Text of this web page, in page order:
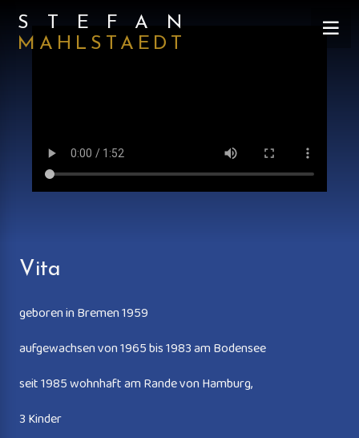
Vita
geboren in Bremen 1959
aufgewachsen von 1965 bis 1983 am Bodensee
seit 1985 wohnhaft am Rande von Hamburg,
3 Kinder
STEFAN
MAHLSTAEDT